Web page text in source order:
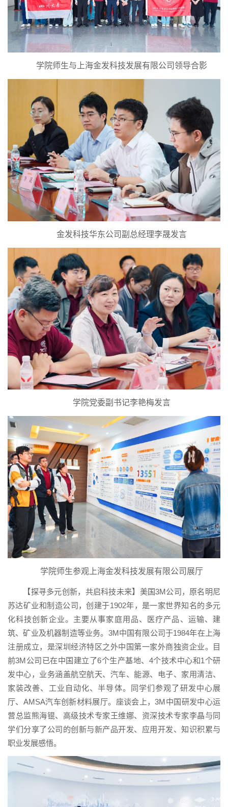
学院师生与上海金发科技发展有限公司领导合影
金发科技华东公司副总经理李晟发言
学院党委副书记李艳梅发言
学院师生参观上海金发科技发展有限公司展厅
【探寻多元创新，共启科技未来】美国3M公司，原名明尼
苏达矿业和制造公司，创建于1902年，是一家世界知名的多元
化科技创新企业。主要从事家庭用品、医疗产品、运输、建
筑、矿业及机器制造等业务。3M中国有限公司于1984年在上海
注册成立，是深圳经济特区之外中国第一家外商独资企业。目
前3M公司已在中国建立了6个生产基地、4个技术中心和1个研
发中心，业务涵盖航空航天、汽车、能源、电子、家用清洁、
家装改善、工业自动化、半导体。同学们参观了研发中心展
厅、AMSA汽车创新材料展厅。座谈会上，3M中国研发中心运
营总监熊海锟、高级技术专家王维娜、资深技术专家李晶与同
学们分享了公司的创新与新产品开发、应用开发、知识积累与
职业发展感悟。